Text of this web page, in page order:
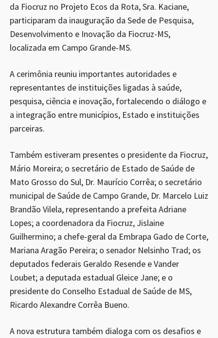
da Fiocruz no Projeto Ecos da Rota, Sra. Kaciane,
participaram da inauguração da Sede de Pesquisa,
Desenvolvimento e Inovação da Fiocruz-MS,
localizada em Campo Grande-MS.
A cerimônia reuniu importantes autoridades e
representantes de instituições ligadas à saúde,
pesquisa, ciência e inovação, fortalecendo o diálogo e
a integração entre municípios, Estado e instituições
parceiras.
Também estiveram presentes o presidente da Fiocruz,
Mário Moreira; o secretário de Estado de Saúde de
Mato Grosso do Sul, Dr. Maurício Corrêa; o secretário
municipal de Saúde de Campo Grande, Dr. Marcelo Luiz
Brandão Vilela, representando a prefeita Adriane
Lopes; a coordenadora da Fiocruz, Jislaine
Guilhermino; a chefe-geral da Embrapa Gado de Corte,
Mariana Aragão Pereira; o senador Nelsinho Trad; os
deputados federais Geraldo Resende e Vander
Loubet; a deputada estadual Gleice Jane; e o
presidente do Conselho Estadual de Saúde de MS,
Ricardo Alexandre Corrêa Bueno.
A nova estrutura também dialoga com os desafios e